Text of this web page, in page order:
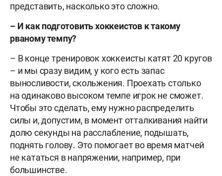
представить, насколько это сложно.
– И как подготовить хоккеистов к такому
рваному темпу?
– В конце тренировок хоккеисты катят 20 кругов
– и мы сразу видим, у кого есть запас
выносливости, скольжения. Проехать столько
на одинаково высоком темпе игрок не сможет.
Чтобы это сделать, ему нужно распределить
силы и, допустим, в момент отталкивания найти
долю секунды на расслабление, подышать,
поднять голову. Это помогает во время матчей
не кататься в напряжении, например, при
большинстве.